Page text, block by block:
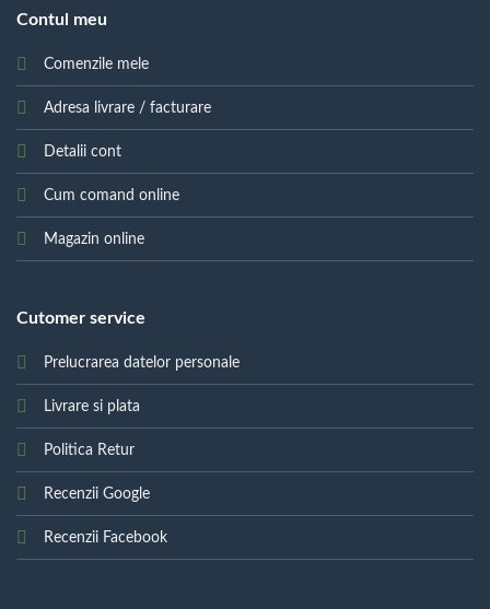
Contul meu
Comenzile mele
Adresa livrare / facturare
Detalii cont
Cum comand online
Magazin online
Cutomer service
Prelucrarea datelor personale
Livrare si plata
Politica Retur
Recenzii Google
Recenzii Facebook